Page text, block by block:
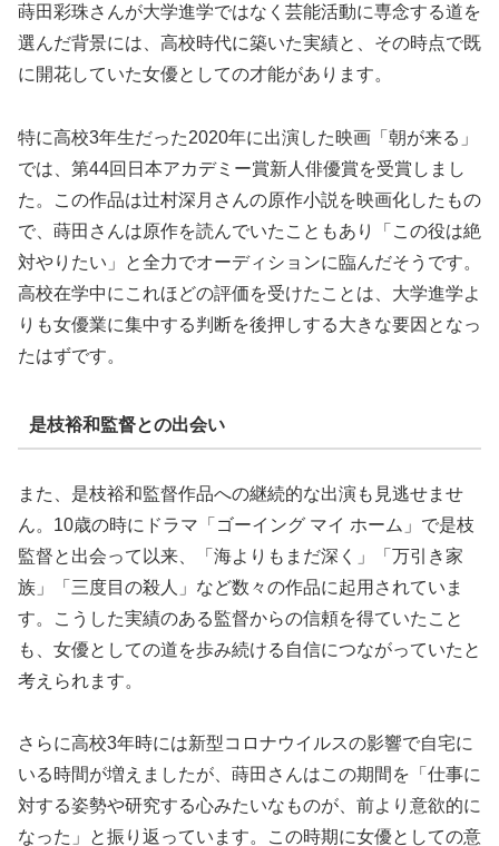
蒔田彩珠さんが大学進学ではなく芸能活動に専念する道を
選んだ背景には、高校時代に築いた実績と、その時点で既
に開花していた女優としての才能があります。
特に高校3年生だった2020年に出演した映画「朝が来る」
では、第44回日本アカデミー賞新人俳優賞を受賞しまし
た。この作品は辻村深月さんの原作小説を映画化したもの
で、蒔田さんは原作を読んでいたこともあり「この役は絶
対やりたい」と全力でオーディションに臨んだそうです。
高校在学中にこれほどの評価を受けたことは、大学進学よ
りも女優業に集中する判断を後押しする大きな要因となっ
たはずです。
是枝裕和監督との出会い
また、是枝裕和監督作品への継続的な出演も見逃せませ
ん。10歳の時にドラマ「ゴーイング マイ ホーム」で是枝
監督と出会って以来、「海よりもまだ深く」「万引き家
族」「三度目の殺人」など数々の作品に起用されていま
す。こうした実績のある監督からの信頼を得ていたこと
も、女優としての道を歩み続ける自信につながっていたと
考えられます。
さらに高校3年時には新型コロナウイルスの影響で自宅に
いる時間が増えましたが、蒔田さんはこの期間を「仕事に
対する姿勢や研究する心みたいなものが、前より意欲的に
なった」と振り返っています。この時期に女優としての意